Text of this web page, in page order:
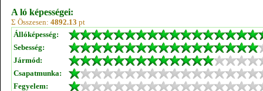
A ló képességei:
Σ Összesen: 4892.13 pt
Állóképesség:
Sebesség:
Jármód:
Csapatmunka:
Fegyelem: